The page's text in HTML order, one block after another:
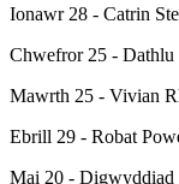
Ionawr 28 - Catrin
Chwefror 25 -
Mawrth 25 - Vivian
Ebrill 29 - Robat
Mai 20 - Digwyddiad